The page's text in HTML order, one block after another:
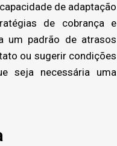
de adaptação
de cobrança e
um padrão de atrasos
ou sugerir condições
seja necessária uma